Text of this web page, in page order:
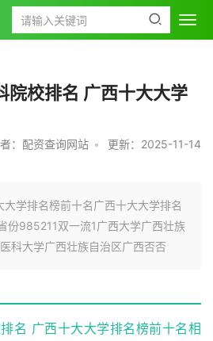
院校排名 广西十大大学
：配资查询网站 •
更新：2025-11-14
大学排名榜前十名广西十大大学排名
份985211双一流1广西大学广西壮族
科大学广西壮族自治区广西否否
名 广西十大大学排名榜前十名相